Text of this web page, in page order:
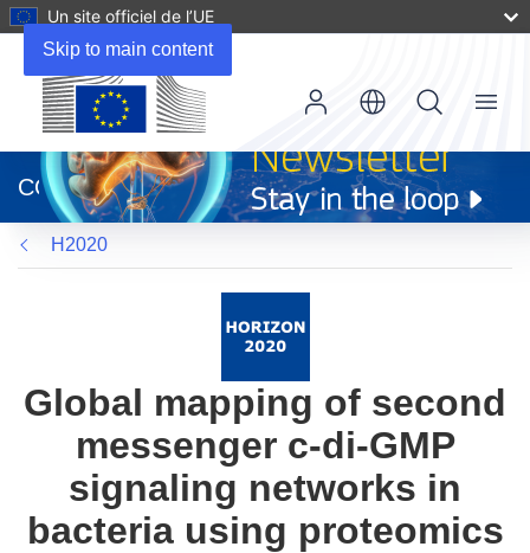
Skip to main content
Un site officiel de l’UE
dans
une
nouvelle
fenêtre)
CORDIS
Menu
H2020
Global mapping of second
messenger c-di-GMP
signaling networks in
bacteria using proteomics